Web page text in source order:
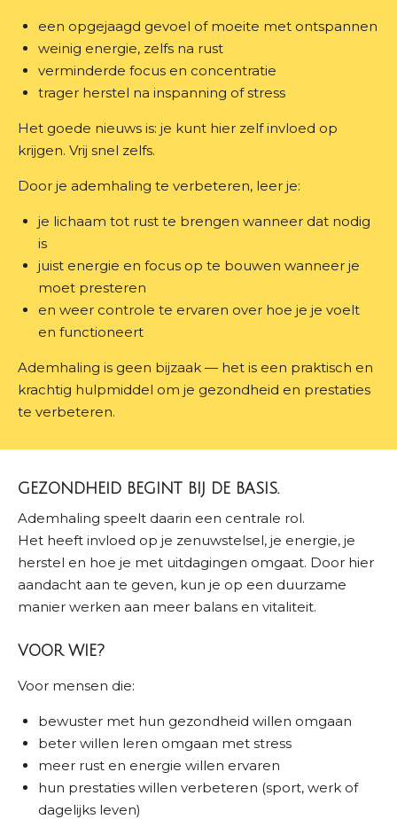
een opgejaagd gevoel of moeite met ontspannen
weinig energie, zelfs na rust
verminderde focus en concentratie
trager herstel na inspanning of stress
Het goede nieuws is: je kunt hier zelf invloed op
krijgen. Vrij snel zelfs.
Door je ademhaling te verbeteren, leer je:
je lichaam tot rust te brengen wanneer dat nodig
is
juist energie en focus op te bouwen wanneer je
moet presteren
en weer controle te ervaren over hoe je je voelt
en functioneert
Ademhaling is geen bijzaak — het is een praktisch en
krachtig hulpmiddel om je gezondheid en prestaties
te verbeteren.
GEZONDHEID BEGINT BIJ DE BASIS.
Ademhaling speelt daarin een centrale rol.
Het heeft invloed op je zenuwstelsel, je energie, je
herstel en hoe je met uitdagingen omgaat. Door hier
aandacht aan te geven, kun je op een duurzame
manier werken aan meer balans en vitaliteit.
VOOR WIE?
Voor mensen die:
bewuster met hun gezondheid willen omgaan
beter willen leren omgaan met stress
meer rust en energie willen ervaren
hun prestaties willen verbeteren (sport, werk of
dagelijks leven)